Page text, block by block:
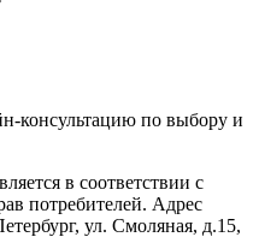
консультацию по выбору и
в соответствии с
потребителей. Адрес
ул. Смоляная, д.15,